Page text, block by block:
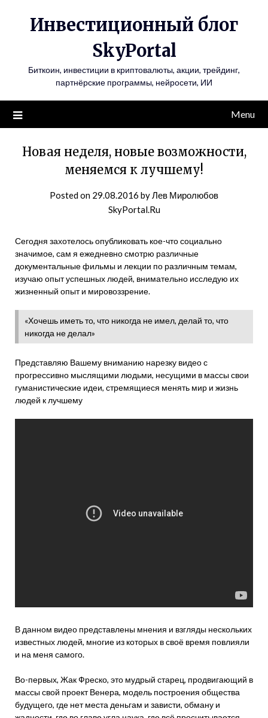
Инвестиционный блог
SkyPortal
Биткоин, инвестиции в криптовалюты, акции, трейдинг,
партнёрские программы, нейросети, ИИ
Menu
Новая неделя, новые возможности,
меняемся к лучшему!
Posted on 29.08.2016 byЛев Миролюбов
SkyPortal.Ru
Сегодня захотелось опубликовать кое-что социально
значимое, сам я ежедневно смотрю различные
документальные фильмы и лекции по различным темам,
изучаю опыт успешных людей, внимательно исследую их
жизненный опыт и мировоззрение.
«Хочешь иметь то, что никогда не имел, делай то, что
никогда не делал»
Представляю Вашему вниманию нарезку видео с
прогрессивно мыслящими людьми, несущими в массы свои
гуманистические идеи, стремящиеся менять мир и жизнь
людей к лучшему
В данном видео представлены мнения и взгляды нескольких
известных людей, многие из которых в своё время повлияли
и на меня самого.
Во-первых, Жак Фреско, это мудрый старец, продвигающий в
массы свой проект Венера, модель построения общества
будущего, где нет места деньгам и зависти, обману и